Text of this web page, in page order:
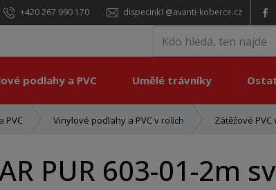
+420 267 990 170 dispecink1@avanti-koberce.cz
podlahy a PVC Umělé trávníky
PVC Vinylové podlahy a PVC v rolích Zátěžové PVC
PUR 603-01-2m